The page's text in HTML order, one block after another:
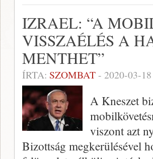
IZRAEL: “A
VISSZAÉLÉS A
MENTHET”
ÍRTA: SZOMBAT- 2020-03-18
A Kneszet
viszont azt
Bizottság megkerülésével